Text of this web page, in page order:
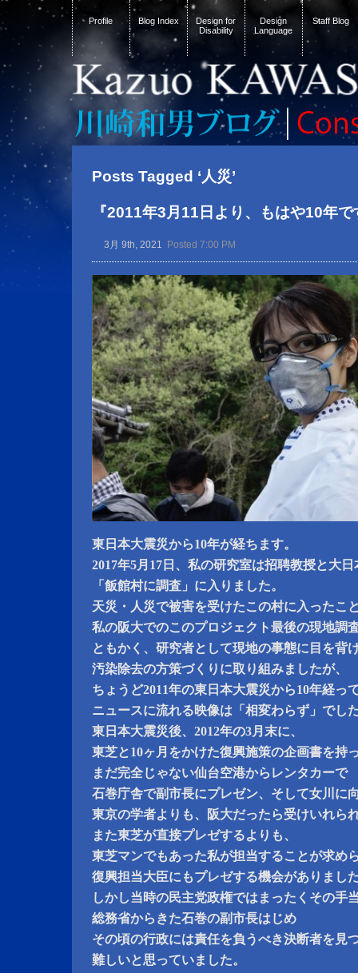
Profile Blog Index
Design for
Disability
Design
Language
Staff Blog
Posts Tagged ‘人災’
『2011年3月11日より、もはや10年で
3月 9th, 2021 Posted 7:00 PM
東日本大震災から10年が経ちます。
2017年5月17日、私の研究室は招聘教授と大
「飯館村に調査」に入りました。
天災・人災で被害を受けたこの村に入ったこ
私の阪大でのこのプロジェクト最後の現地調
ともかく、研究者として現地の事態に目を背
汚染除去の方策づくりに取り組みましたが、
ちょうど2011年の東日本大震災から10年経っ
ニュースに流れる映像は「相変わらず」でし
東日本大震災後、2012年の3月末に、
東芝と10ヶ月をかけた復興施策の企画書を持
まだ完全じゃない仙台空港からレンタカーで
石巻庁舎で副市長にプレゼン、そして女川に
東京の学者よりも、阪大だったら受けいれら
また東芝が直接プレゼするよりも、
東芝マンでもあった私が担当することが求め
復興担当大臣にもプレゼする機会がありまし
しかし当時の民主党政権ではまったくその手
総務省からきた石巻の副市長はじめ
その頃の行政には責任を負うべき決断者を見
難しいと思っていました。